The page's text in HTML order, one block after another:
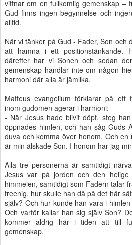
vittnar om en fullkomlig gemenskap –
Gud finns ingen begynnelse och
alltid.
När vi tänker på Gud - Fader, Son och
att hamna i ett positionstänkande.
därefter har vi Sonen och sedan
gemenskap handlar inte om någon
harmoni där alla är jämlika.
Matteus evangelium förklarar på ett
inom gudomen agerar i harmoni:
- När Jesus hade blivit döpt, steg
öppnades himlen, och han såg Guds
duva och komma över honom. Och
är min älskade Son. I honom har jag
Alla tre personerna är samtidigt
Jesus var på jorden och den
himmelen, samtidigt som Fadern talar
treenig, hur skulle han då på det här
själv? Och hur kunde han vara i
Och varför kallar han sig själv Son?
kommer aldrig här i tiden att till
gemenskap.